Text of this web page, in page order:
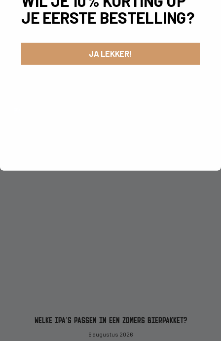
WELKE IPA’S PASSEN IN EEN ZOMERS BIERPAKKET?
6 augustus 2026
JE EERSTE BESTELLING?
JA LEKKER!